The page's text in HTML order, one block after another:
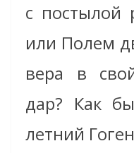
с постылой
или Полем
вера в
дар? Как
летний